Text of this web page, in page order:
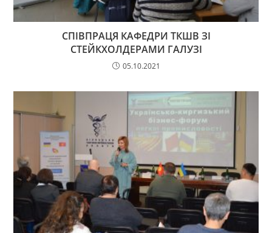
СПІВПРАЦЯ КАФЕДРИ ТКШВ ЗІ
СТЕЙКХОЛДЕРАМИ ГАЛУЗІ
05.10.2021